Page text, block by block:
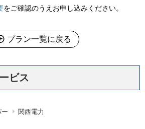
をご確認のうえお申し込みください。
プラン一覧に戻る
ビス
関西電力